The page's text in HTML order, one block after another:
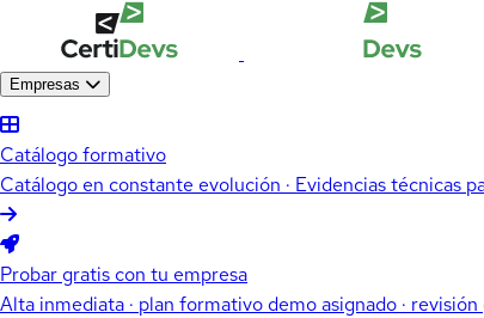
Empresas
Catálogo formativo
Catálogo en constante evolución · Evidencias técnicas
Probar gratis con tu empresa
Alta inmediata · plan formativo demo asignado · revisión